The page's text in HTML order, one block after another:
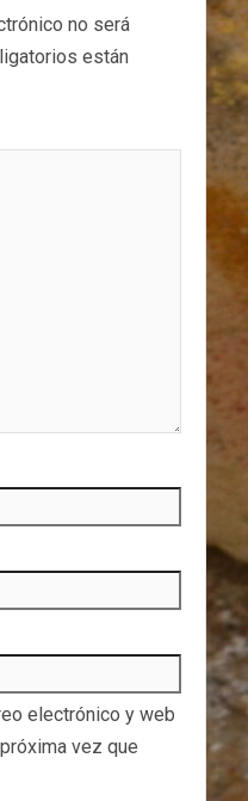
no será
están
electrónico y web
vez que